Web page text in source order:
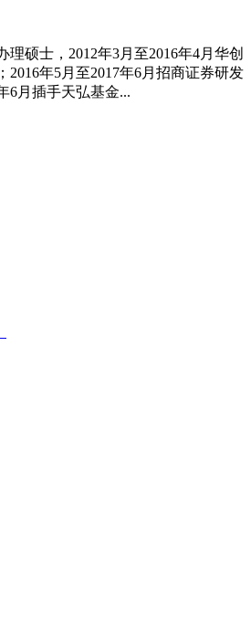
硕士，2012年3月至2016年4月华创
2016年5月至2017年6月招商证券研发
6月插手天弘基金...